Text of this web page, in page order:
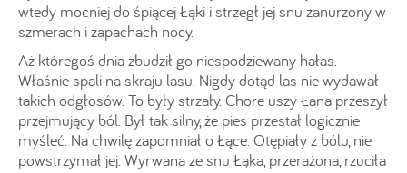
wtedy mocniej do śpiącej Łąki i strzegł jej snu zanurzony w
szmerach i zapachach nocy.
Aż któregoś dnia zbudził go niespodziewany hałas.
Właśnie spali na skraju lasu. Nigdy dotąd las nie wydawał
takich odgłosów. To były strzały. Chore uszy Łana przeszył
przejmujący ból. Był tak silny, że pies przestał logicznie
myśleć. Na chwilę zapomniał o Łące. Otępiały z bólu, nie
powstrzymał jej. Wyrwana ze snu Łąka, przerażona, rzuciła